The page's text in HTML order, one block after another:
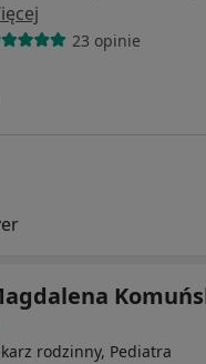
23 opinie
rodzinny, Pediatra